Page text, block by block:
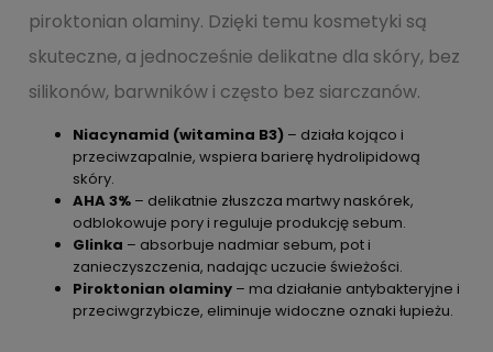
piroktonian olaminy. Dzięki temu kosmetyki są
skuteczne, a jednocześnie delikatne dla skóry, bez
silikonów, barwników i często bez siarczanów.
Niacynamid (witamina B3) – działa kojąco i
przeciwzapalnie, wspiera barierę hydrolipidową
skóry.
AHA 3% – delikatnie złuszcza martwy naskórek,
odblokowuje pory i reguluje produkcję sebum.
Glinka – absorbuje nadmiar sebum, pot i
zanieczyszczenia, nadając uczucie świeżości.
Piroktonian olaminy – ma działanie antybakteryjne i
przeciwgrzybicze, eliminuje widoczne oznaki łupieżu.